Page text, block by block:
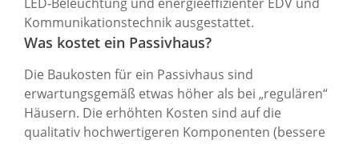
Kommunikationstechnik ausgestattet.
Was kostet ein Passivhaus?
Die Baukosten für ein Passivhaus sind
erwartungsgemäß etwas höher als bei „regulären“
Häusern. Die erhöhten Kosten sind auf die
qualitativ hochwertigeren Komponenten (bessere